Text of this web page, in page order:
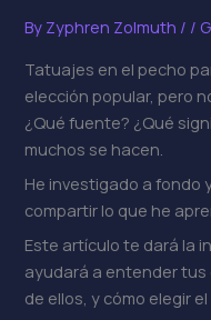
By Zyphren Zolmuth / /
Tatuajes en el pecho
elección popular, pero
¿Qué fuente? ¿Qué
muchos se hacen.
He investigado a fondo
compartir lo que he
Este artículo te dará la
ayudará a entender
de ellos, y cómo elegir